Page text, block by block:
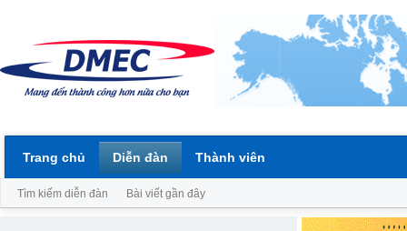
Trang chủ Diễn đàn
Tìm kiếm diễn đàn Bài viết gần đây
Thành viên